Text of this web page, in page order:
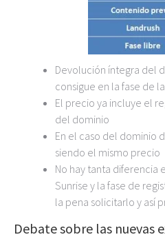
Devolución íntegra del
consigue en la fase de
El precio ya incluye el
del dominio
En el caso del dominio
siendo el mismo precio
No hay tanta diferencia
Sunrise y la fase de
la pena solicitarlo y así
Debate sobre las nuevas